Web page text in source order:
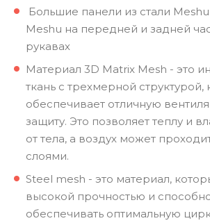
Большие панели из стали
Meshu на передней и задней
рукавах
Материал 3D Matrix Mesh - это
ткань с трехмерной структурой,
обеспечивает отличную
защиту. Это позволяет теплу и
от тела, а воздух может
слоями.
Steel mesh - это материал,
высокой прочностью и
обеспечивать оптимальную